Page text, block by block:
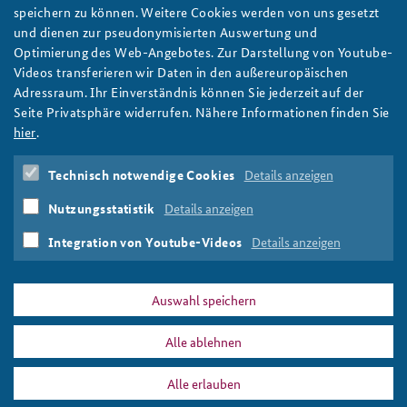
Verteidigungsindustrie der EU
Die Zeitenwende birgt große Herausforderungen für Europas
Verteidigungsindustrie. Das Unternehmen Strategy& und die
BAKS richten dazu eine Diskussion mit EU-
Verteidigungskommissar Kubilius auf der Münchner
Sicherheitskonferenz 2025 aus. Foto: ©Bundeswehr/Rolf Klatt
weiter
Münchner Sicherheitskonferenz, MSC,2025,Europa
Europäische Union
Verteidigungsindustrie
Zeitenwende
Wirtschaft,Strategy&
Event,Studie
DATA PRIVACY IMPRINT
Print
speichern zu können. Weitere Cookies werden von uns gesetzt
und dienen zur pseudonymisierten Auswertung und
Optimierung des Web-Angebotes. Zur Darstellung von Youtube-
Videos transferieren wir Daten in den außereuropäischen
Adressraum. Ihr Einverständnis können Sie jederzeit auf der
Seite Privatsphäre widerrufen. Nähere Informationen finden Sie
hier.
Technisch notwendige Cookies Details anzeigen
Nutzungsstatistik Details anzeigen
Integration von Youtube-Videos Details anzeigen
Auswahl speichern
Alle ablehnen
Alle erlauben